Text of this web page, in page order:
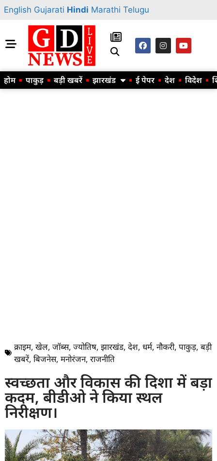
English Gujarati Hindi Marathi Telugu
होम पाकुड़ बड़ी खबरें झारखंड ई पेपर देश विदेश
क्राइम, खेल, जॉब्स, ज्योतिष, झारखंड, देश, धर्म, नौकरी, पाकुड़, बड़ी
खबरें, बिजनेस, मनोरंजन, राजनीति
स्वच्छता और विकास की दिशा में बड़ा
कदम, बीडीओ ने किया स्थल
निरीक्षण।